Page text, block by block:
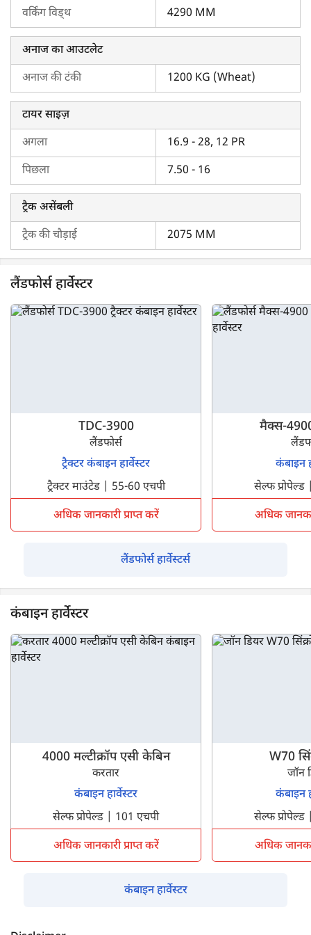
लैंडफोर्स मैक्स-4900S हार्वेस्टर की कीमत 2025
लैंडफोर्स मैक्स-4900S की कीमत उचित है, जिससे यह आसानी से औसत
भारतीय किसानों के बजट में आ जाती है। आपको ट्रैक्टरकारवां पर सबसे
अच्छी कीमत मिलेगी। लैंडफोर्स मैक्स-4900S की कीमत और विशेषताओं
हार्वेस्टर तुलना टूलका उपयोग करें।
लैंडफोर्स मैक्स-4900S हार्वेस्टर के लिए ट्रैक्टरकारवां क्यों चुनें?
इस डिजिटल युग में, किसान भी एक ऐसे प्लेटफ़ॉर्म की तलाश करते हैं जो
एक ही स्थान पर सब कुछ प्रदान करता हो। चाहे लैंडफोर्स मैक्स-4900S हों
या अन्य हार्वेस्टर, आपको ट्रैक्टरकारवां पर सभी कंबाइन हार्वेस्टर के बारे में
जानकारी मिलेंगी। इतना ही नहीं, आप आसान EMI पर लैंडफोर्स
मैक्स-4900S कंबाइन हार्वेस्टर को फाइनेंस भी करवा सकते हैं। यानमार,
कुबोटा, स्वराज और क्लास जैसे टॉप ब्रांडों के लोकप्रिय हार्वेस्टर पर सबसे
अच्छा सौदा पाने के लिए ट्रैक्टरकारवां को एक्सप्लोर करें।
वर्किंग विड्थ
4290 MM
अनाज का आउटलेट
अनाज की टंकी
1200 KG (Wheat)
टायर साइज़
अगला
16.9 - 28, 12 PR
पिछला
7.50 - 16
ट्रैक असेंबली
ट्रैक की चौड़ाई
2075 MM
लैंडफोर्स हार्वेस्टर
TDC-3900
लैंडफोर्स
ट्रैक्टर कंबाइन हार्वेस्टर
ट्रैक्टर माउंटेड | 55-60 एचपी
अधिक जानकारी प्राप्त करें
मैक्स-
कंबाइन
सेल्फ
अधिक
लैंडफोर्स हार्वेस्टर्स
कंबाइन हार्वेस्टर
4000 मल्टीक्रॉप एसी केबिन
करतार
कंबाइन हार्वेस्टर
सेल्फ प्रोपेल्ड | 101 एचपी
अधिक जानकारी प्राप्त करें
W70
जॉन
कंबाइन
सेल्फ
अधिक
कंबाइन हार्वेस्टर